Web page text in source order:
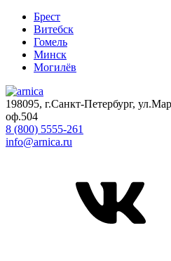
Брест
Витебск
Гомель
Минск
Могилёв
198095, г.Санкт-Петербург,
оф.504
8 (800) 5555-261
info@arnica.ru